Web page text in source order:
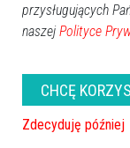
zabójstwa
którego -
siłowni.
Kiedy zapadnie
przysługujących
naszej Polityce
CHCĘ
Zdecyduję później